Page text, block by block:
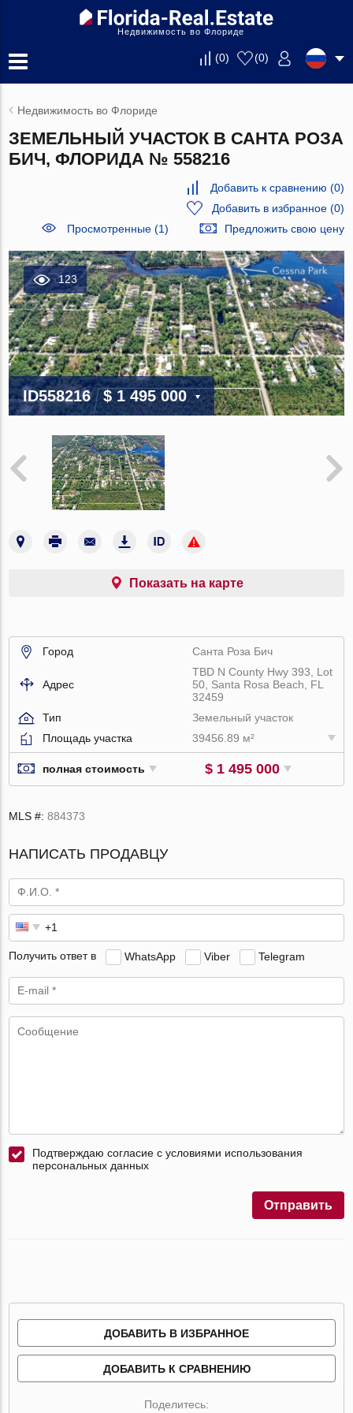
Недвижимость во Флориде
(0) (0)
Недвижимость во Флориде
ЗЕМЕЛЬНЫЙ УЧАСТОК В САНТА РОЗА
БИЧ, ФЛОРИДА № 558216
Добавить к сравнению (0)
Добавить в избранное(0)
Просмотренные (1)
Предложить свою цену
123
ID558216 $ 1 495 000
Показать на карте
Город Санта Роза Бич
Адрес
TBD N County Hwy 393, Lot
50, Santa Rosa Beach, FL
32459
Тип
Земельный участок
Площадь участка
39456.89 м²
полная стоимость $ 1 495 000
MLS #:884373
НАПИСАТЬ ПРОДАВЦУ
Получить ответ в WhatsApp Viber Telegram
Подтверждаю согласие с условиями использования
персональных данных
Отправить
ДОБАВИТЬ В ИЗБРАННОЕ
ДОБАВИТЬ К СРАВНЕНИЮ
Поделитесь: